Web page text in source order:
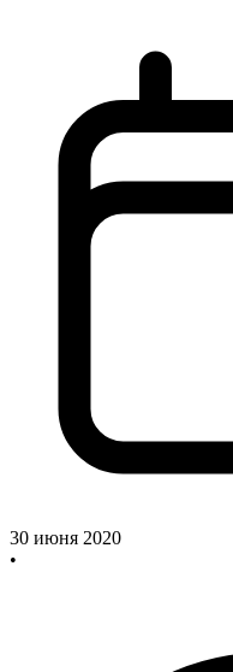
30 июня 2020
•